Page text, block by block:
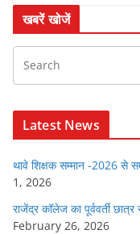
खबरें खोजें
Latest News
थावे शिक्षक सम्मान -2026 से
1, 2026
राजेंद्र कॉलेज का पूर्ववर्ती
February 26, 2026